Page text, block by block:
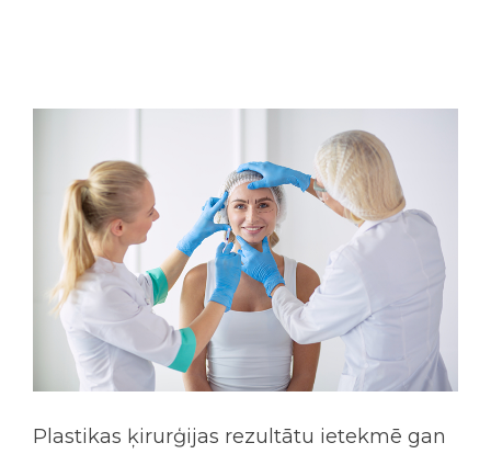
Plastikas ķirurģijas rezultātu ietekmē gan